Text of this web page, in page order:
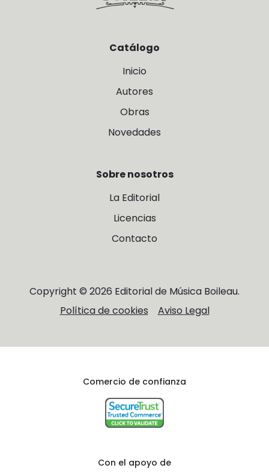
Catálogo
Inicio
Autores
Obras
Novedades
Sobre nosotros
La Editorial
Licencias
Contacto
Copyright © 2026 Editorial de Música Boileau.
Política de cookies
Aviso Legal
Comercio de confianza
Con el apoyo de